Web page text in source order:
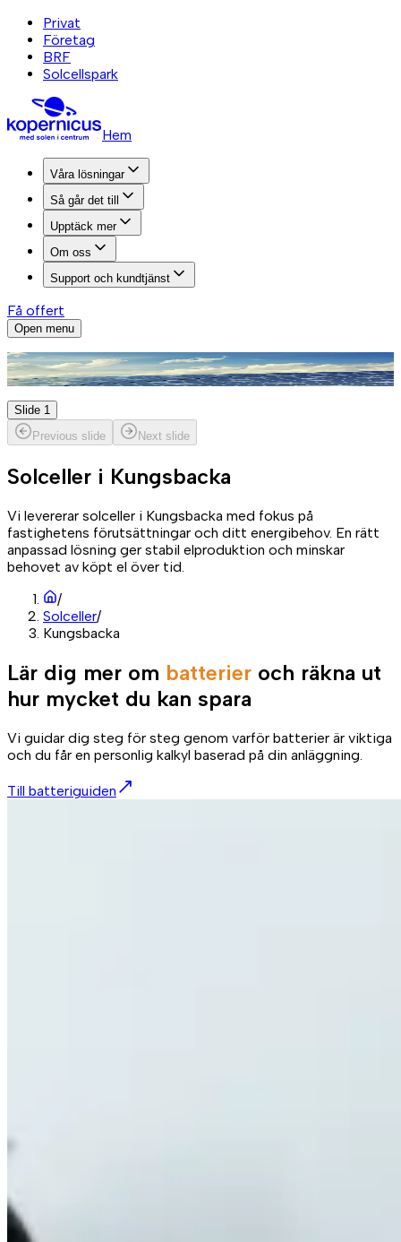
Privat
Företag
BRF
Solcellspark
Hem
Våra lösningar
Så går det till
Upptäck mer
Om oss
Support och kundtjänst
Få offert
Open menu
Slide 1
Previous slide
Next slide
Solceller i Kungsbacka
Vi levererar solceller i Kungsbacka med fokus på
fastighetens förutsättningar och ditt energibehov. En rätt
anpassad lösning ger stabil elproduktion och minskar
behovet av köpt el över tid.
/
Solceller/
Kungsbacka
Lär dig mer om batterier och räkna ut
hur mycket du kan spara
Vi guidar dig steg för steg genom varför batterier är viktiga
och du får en personlig kalkyl baserad på din anläggning.
Till batteriguiden